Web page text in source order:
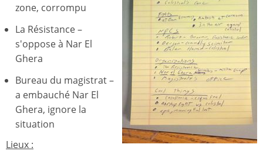
zone, corrompu
La Résistance –
s'oppose à Nar El
Ghera
Bureau du magistrat –
a embauché Nar El
Ghera, ignore la
situation
Lieux :